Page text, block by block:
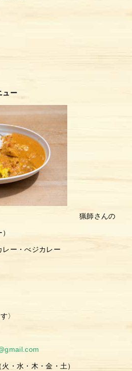
ュー
猟師さんの
ー・べジカレー
〉
・水・木・金・土）